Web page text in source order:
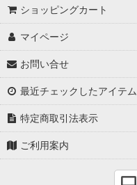
ショッピングカート
マイページ
お問い合せ
最近チェックしたアイテム
特定商取引法表示
ご利用案内